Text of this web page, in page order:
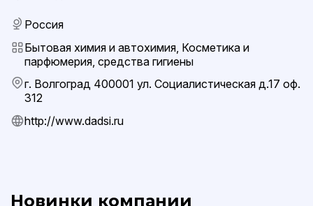
Россия
Бытовая химия и автохимия, Косметика и
парфюмерия, средства гигиены
г. Волгоград 400001 ул. Социалистическая д.17 оф.
312
http://www.dadsi.ru
Новинки компании